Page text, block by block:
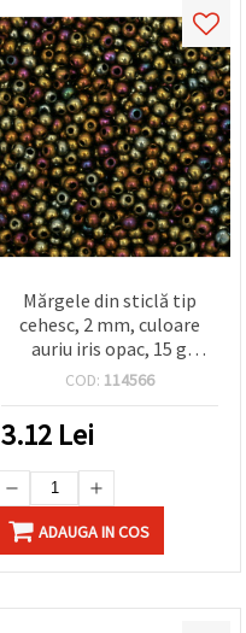
Mărgele din sticlă tip
cehesc, 2 mm, culoare
auriu iris opac, 15 g
(aprox. 2050 buc.)
COD: 114566
3.12 Lei
ADAUGA IN COS